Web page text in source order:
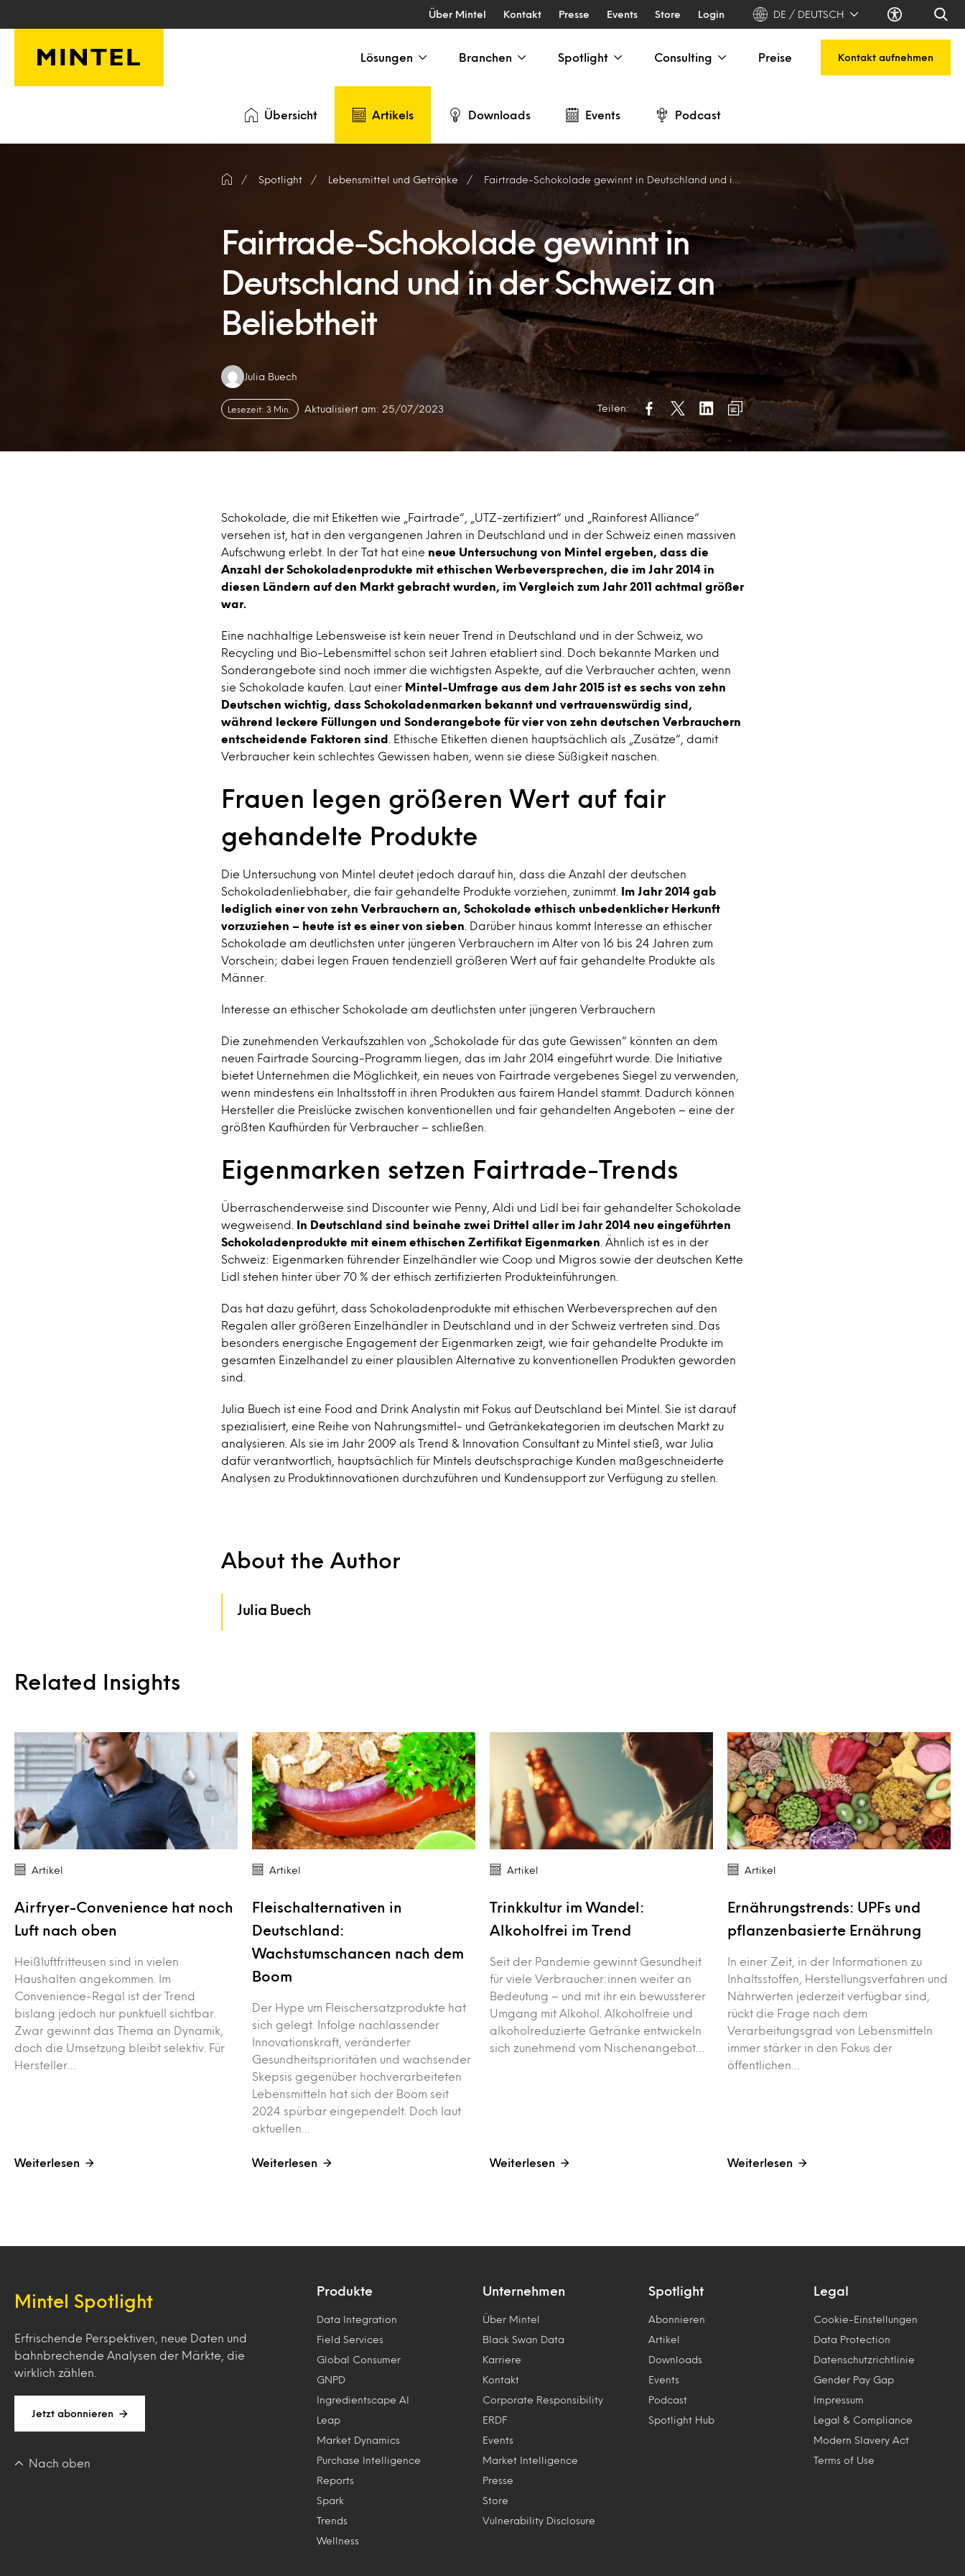
Über Mintel Kontakt Presse Events Store Login DE / DEUTSCH
Lösungen Branchen Spotlight Consulting Preise Kontakt aufnehmen
Übersicht Artikels Downloads Events Podcast
Spotlight Lebensmittel und Getränke Fairtrade-Schokolade gewinnt in Deutschland und in der Schweiz an Beliebtheit
Fairtrade-Schokolade gewinnt in
Deutschland und in der Schweiz an
Beliebtheit
Authors:
Julia Buech
Lesezeit: 3 Min. Aktualisiert am: 25/07/2023 Teilen:
Schokolade, die mit Etiketten wie „Fairtrade“, „UTZ-zertifiziert“ und „Rainforest Alliance“
versehen ist, hat in den vergangenen Jahren in Deutschland und in der Schweiz einen massiven
Aufschwung erlebt. In der Tat hat eine neue Untersuchung von Mintel ergeben, dass die
Anzahl der Schokoladenprodukte mit ethischen Werbeversprechen, die im Jahr 2014 in
diesen Ländern auf den Markt gebracht wurden, im Vergleich zum Jahr 2011 achtmal größer
war.
Eine nachhaltige Lebensweise ist kein neuer Trend in Deutschland und in der Schweiz, wo
Recycling und Bio-Lebensmittel schon seit Jahren etabliert sind. Doch bekannte Marken und
Sonderangebote sind noch immer die wichtigsten Aspekte, auf die Verbraucher achten, wenn
sie Schokolade kaufen. Laut einer Mintel-Umfrage aus dem Jahr 2015 ist es sechs von zehn
Deutschen wichtig, dass Schokoladenmarken bekannt und vertrauenswürdig sind,
während leckere Füllungen und Sonderangebote für vier von zehn deutschen Verbrauchern
entscheidende Faktoren sind
. Ethische Etiketten dienen hauptsächlich als „Zusätze“, damit
Verbraucher kein schlechtes Gewissen haben, wenn sie diese Süßigkeit naschen.
Frauen legen größeren Wert auf fair
gehandelte Produkte
Die Untersuchung von Mintel deutet jedoch darauf hin, dass die Anzahl der deutschen
Schokoladenliebhaber, die fair gehandelte Produkte vorziehen, zunimmt.
Im Jahr 2014 gab
lediglich einer von zehn Verbrauchern an, Schokolade ethisch unbedenklicher Herkunft
vorzuziehen – heute ist es einer von sieben . Darüber hinaus kommt Interesse an ethischer
Schokolade am deutlichsten unter jüngeren Verbrauchern im Alter von 16 bis 24 Jahren zum
Vorschein; dabei legen Frauen tendenziell größeren Wert auf fair gehandelte Produkte als
Männer.
Interesse an ethischer Schokolade am deutlichsten unter jüngeren Verbrauchern
Die zunehmenden Verkaufszahlen von „Schokolade für das gute Gewissen“ könnten an dem
neuen Fairtrade Sourcing-Programm liegen, das im Jahr 2014 eingeführt wurde. Die Initiative
bietet Unternehmen die Möglichkeit, ein neues von Fairtrade vergebenes Siegel zu verwenden,
wenn mindestens ein Inhaltsstoff in ihren Produkten aus fairem Handel stammt. Dadurch können
Hersteller die Preislücke zwischen konventionellen und fair gehandelten Angeboten – eine der
größten Kaufhürden für Verbraucher – schließen.
Eigenmarken setzen Fairtrade-Trends
Überraschenderweise sind Discounter wie Penny, Aldi und Lidl bei fair gehandelter Schokolade
wegweisend.
In Deutschland sind beinahe zwei Drittel aller im Jahr 2014 neu eingeführten
Schokoladenprodukte mit einem ethischen Zertifikat Eigenmarken . Ähnlich ist es in der
Schweiz: Eigenmarken führender Einzelhändler wie Coop und Migros sowie der deutschen Kette
Lidl stehen hinter über 70 % der ethisch zertifizierten Produkteinführungen.
Das hat dazu geführt, dass Schokoladenprodukte mit ethischen Werbeversprechen auf den
Regalen aller größeren Einzelhändler in Deutschland und in der Schweiz vertreten sind. Das
besonders energische Engagement der Eigenmarken zeigt, wie fair gehandelte Produkte im
gesamten Einzelhandel zu einer plausiblen Alternative zu konventionellen Produkten geworden
sind.
Julia Buech ist eine Food and Drink Analystin mit Fokus auf Deutschland bei Mintel. Sie ist darauf
spezialisiert, eine Reihe von Nahrungsmittel- und Getränkekategorien im deutschen Markt zu
analysieren. Als sie im Jahr 2009 als Trend & Innovation Consultant zu Mintel stieß, war Julia
dafür verantwortlich, hauptsächlich für Mintels deutschsprachige Kunden maßgeschneiderte
Analysen zu Produktinnovationen durchzuführen und Kundensupport zur Verfügung zu stellen.
About the Author
Julia Buech
Related Insights
Artikel
Airfryer-Convenience hat noch
Luft nach oben
Heißluftfritteusen sind in vielen
Haushalten angekommen. Im
Convenience-Regal ist der Trend
bislang jedoch nur punktuell sichtbar.
Zwar gewinnt das Thema an Dynamik,
doch die Umsetzung bleibt selektiv. Für
Hersteller…
Weiterlesen
Artikel
Fleischalternativen in
Deutschland:
Wachstumschancen nach dem
Boom
Der Hype um Fleischersatzprodukte hat
sich gelegt. Infolge nachlassender
Innovationskraft, veränderter
Gesundheitsprioritäten und wachsender
Skepsis gegenüber hochverarbeiteten
Lebensmitteln hat sich der Boom seit
2024 spürbar eingependelt. Doch laut
aktuellen…
Weiterlesen
Artikel
Trinkkultur im Wandel:
Alkoholfrei im Trend
Seit der Pandemie gewinnt Gesundheit
für viele Verbraucher:innen weiter an
Bedeutung – und mit ihr ein bewussterer
Umgang mit Alkohol. Alkoholfreie und
alkoholreduzierte Getränke entwickeln
sich zunehmend vom Nischenangebot…
Weiterlesen
Artikel
Ernährungstrends: UPFs und
pflanzenbasierte Ernährung
In einer Zeit, in der Informationen zu
Inhaltsstoffen, Herstellungsverfahren und
Nährwerten jederzeit verfügbar sind,
rückt die Frage nach dem
Verarbeitungsgrad von Lebensmitteln
immer stärker in den Fokus der
öffentlichen…
Weiterlesen
Mintel Spotlight
Erfrischende Perspektiven, neue Daten und
bahnbrechende Analysen der Märkte, die
wirklich zählen.
Jetzt abonnieren
Nach oben
Produkte
Data Integration
Field Services
Global Consumer
GNPD
Ingredientscape AI
Leap
Market Dynamics
Purchase Intelligence
Reports
Spark
Trends
Wellness
Unternehmen
Über Mintel
Black Swan Data
Karriere
Kontakt
Corporate Responsibility
ERDF
Events
Market Intelligence
Presse
Store
Vulnerability Disclosure
Spotlight
Abonnieren
Artikel
Downloads
Events
Podcast
Spotlight Hub
Legal
Cookie-Einstellungen
Data Protection
Datenschutzrichtlinie
Gender Pay Gap
Impressum
Legal & Compliance
Modern Slavery Act
Terms of Use